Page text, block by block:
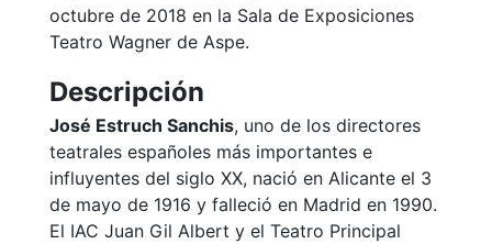
octubre de 2018 en la Sala de Exposiciones
Teatro Wagner de Aspe.
Descripción
José Estruch Sanchis, uno de los directores
teatrales españoles más importantes e
influyentes del siglo XX, nació en Alicante el 3
de mayo de 1916 y falleció en Madrid en 1990.
El IAC Juan Gil Albert y el Teatro Principal